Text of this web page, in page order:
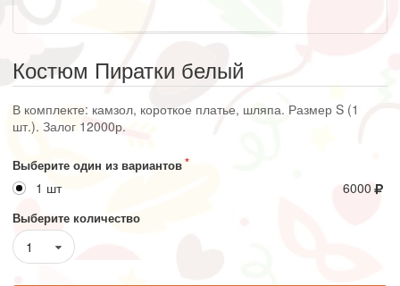
Костюм Пиратки белый
В комплекте: камзол, короткое платье, шляпа. Размер S (1
шт.). Залог 12000р.
Выберите один из вариантов
1 шт 6000
Выберите количество
1